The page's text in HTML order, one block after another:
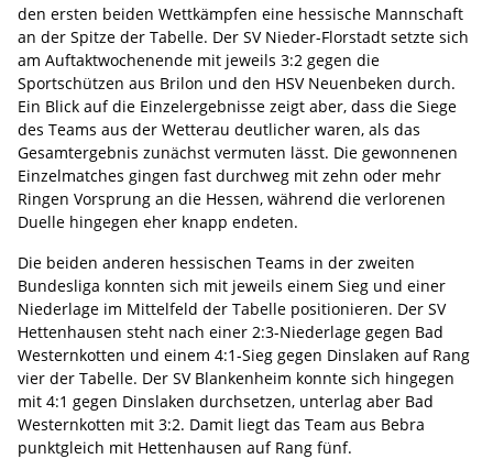
den ersten beiden Wettkämpfen eine hessische Mannschaft
an der Spitze der Tabelle. Der SV Nieder-Florstadt setzte sich
am Auftaktwochenende mit jeweils 3:2 gegen die
Sportschützen aus Brilon und den HSV Neuenbeken durch.
Ein Blick auf die Einzelergebnisse zeigt aber, dass die Siege
des Teams aus der Wetterau deutlicher waren, als das
Gesamtergebnis zunächst vermuten lässt. Die gewonnenen
Einzelmatches gingen fast durchweg mit zehn oder mehr
Ringen Vorsprung an die Hessen, während die verlorenen
Duelle hingegen eher knapp endeten.
Die beiden anderen hessischen Teams in der zweiten
Bundesliga konnten sich mit jeweils einem Sieg und einer
Niederlage im Mittelfeld der Tabelle positionieren. Der SV
Hettenhausen steht nach einer 2:3-Niederlage gegen Bad
Westernkotten und einem 4:1-Sieg gegen Dinslaken auf Rang
vier der Tabelle. Der SV Blankenheim konnte sich hingegen
mit 4:1 gegen Dinslaken durchsetzen, unterlag aber Bad
Westernkotten mit 3:2. Damit liegt das Team aus Bebra
punktgleich mit Hettenhausen auf Rang fünf.